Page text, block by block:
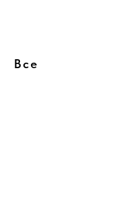
Все